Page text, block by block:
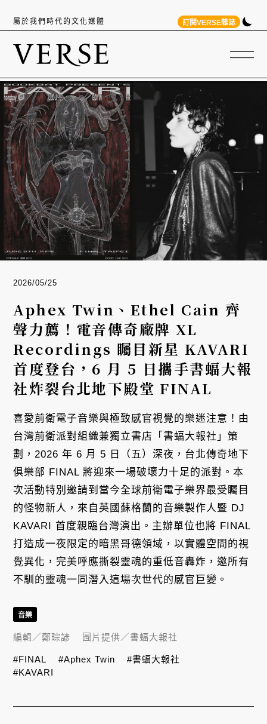
屬於我們時代的文化媒體 訂閱VERSE雜誌
2026/05/25
Aphex Twin、Ethel Cain 齊
聲力薦！電音傳奇廠牌 XL
Recordings 矚目新星 KAVARI
首度登台，6 月 5 日攜手書蝠大報
社炸裂台北地下殿堂 FINAL
喜愛前衛電子音樂與極致感官視覺的樂迷注意！由
台灣前衛派對組織兼獨立書店「書蝠大報社」策
劃，2026 年 6 月 5 日（五）深夜，台北傳奇地下
俱樂部 FINAL 將迎來一場破壞力十足的派對。本
次活動特別邀請到當今全球前衛電子樂界最受矚目
的怪物新人，來自英國蘇格蘭的音樂製作人暨 DJ
KAVARI 首度親臨台灣演出。主辦單位也將 FINAL
打造成一夜限定的暗黑哥德領域，以實體空間的視
覺異化，完美呼應撕裂靈魂的重低音轟炸，邀所有
不馴的靈魂一同潛入這場次世代的感官巨變。
音樂
編輯／鄭琮諺 圖片提供／書蝠大報社
#FINAL #Aphex Twin
#書蝠大報社
#KAVARI